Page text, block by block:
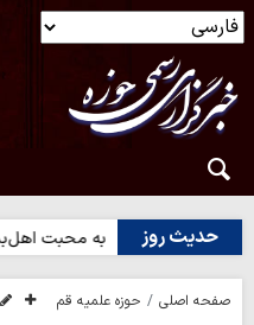
حدیث روز
نزدیک شدن به محبت اهل‌بیت(ع)
صفحه اصلی حوزه علمیه قم